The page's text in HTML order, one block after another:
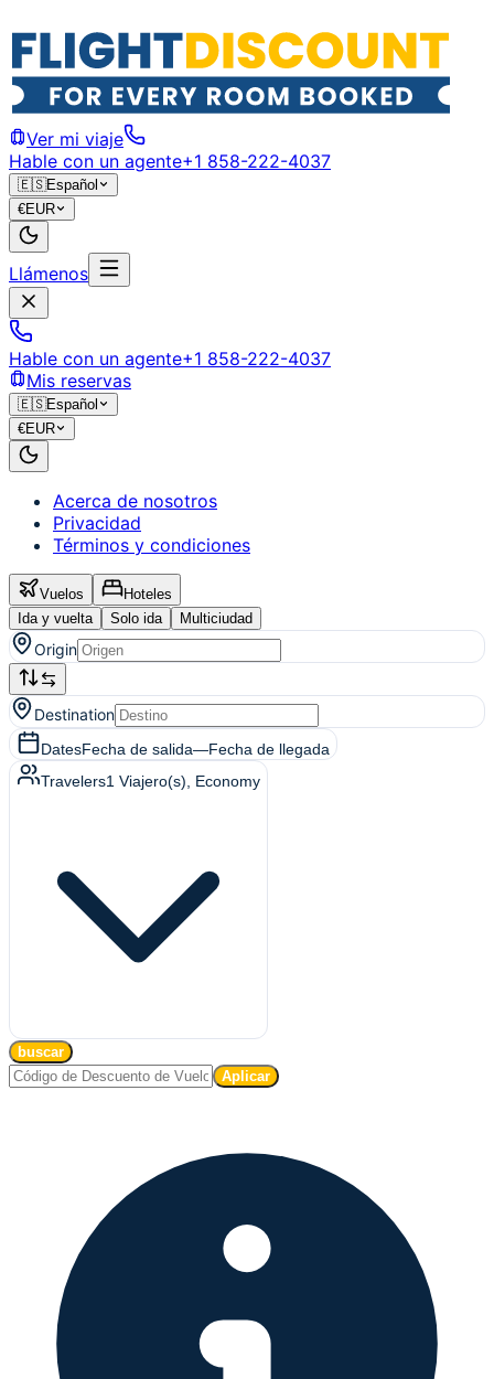
Ver mi viaje
Hable con un agente+1 858-222-4037
🇪🇸Español
€EUR
Llámenos
Hable con un agente+1 858-222-4037
Mis reservas
🇪🇸Español
€EUR
Acerca de nosotros
Privacidad
Términos y condiciones
Vuelos
Hoteles
Ida y vuelta
Solo ida Multiciudad
Origin
Destination
DatesFecha de salida—Fecha de llegada
Travelers1 Viajero(s) , Economy
buscar
Aplicar